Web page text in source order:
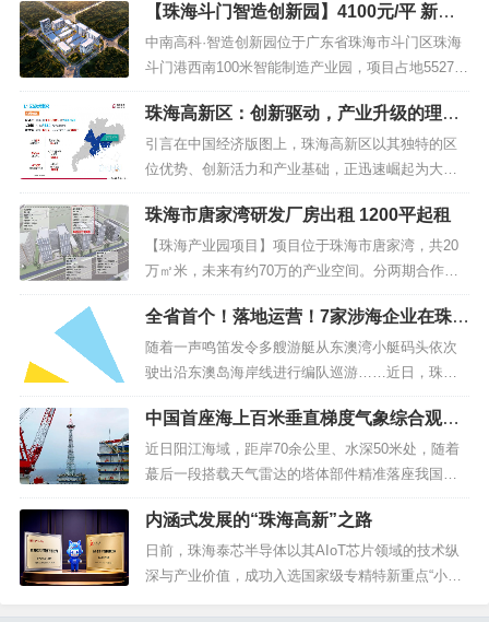
区除标准厂房出售外,配套公寓也可独立出售 欢迎预
定 中南高科招商中心 接待服务热线 400-0123-02
1 ...
【珠海斗门智造创新园】4100元/平 新一
代信息技术产业和高端装备制造产业
中南高科·智造创新园位于广东省珠海市斗门区珠海
斗门港西南100米智能制造产业园，项目占地55278
平方米，由珠海市锦实智能设备制造有限公司开
发，产品类型包括标准厂房、产业大厦和综合配套
大楼，建筑形式为独栋（4层）和高层（10层），主
要招商产业为新一代信息技术产业和高端装备制造
产业。中南高科·智造创新...
珠海高新区：创新驱动，产业升级的理想
选择
引言在中国经济版图上，珠海高新区以其独特的区
位优势、创新活力和产业基础，正迅速崛起为大湾
区乃至全国的科技创新高地。随着一系列国家战略
的深入实施，珠海高新区正迎来前所未有的发展机
遇，成为国内外企业投资兴业的热土。一、区位优
势：粤港澳大湾区的门户枢纽珠海高新区位于珠江
西岸，是粤港澳大湾区的重要门户枢纽。...
珠海市唐家湾研发厂房出租 1200平起租
【珠海产业园项目】项目位于珠海市唐家湾，共20
万㎡米，未来有约70万的产业空间。分两期合作，
一期约10万㎡米已经封顶，预计8月可以交付。【一
期项目】一期项目规划图一期户型图一期项目基本
参数【总占地】：3.64万㎡【总建面】：11万㎡
【产权年限】：50年【用地性质】：M1【产品性
质】：厂房【层高】：首...
全省首个！落地运营！7家涉海企业在珠海
集中签约
随着一声鸣笛发令多艘游艇从东澳湾小艇码头依次
驶出沿东澳岛海岸线进行编队巡游……近日，珠海
万山海洋开发试验区游艇租赁首航仪式在东澳岛举
行，标志着全省首个游艇租赁项目正式落地运营。
活动现场，7家涉海企业集中签约，将围绕游艇全产
业链配套与海上业态创新展开合作，为珠海万山海
洋经济发展注入新动力。游艇沿东澳岛...
中国首座海上百米垂直梯度气象综合观测
塔落成！“硬核”雷达来自珠海高新区→
近日阳江海域，距岸70余公里、水深50米处，随着
蕞后一段搭载天气雷达的塔体部件精准落座我国首
座海上百米垂直梯度气象综合观测塔成功安装。站
在塔顶“C位”的，是珠海高新区企业广东纳睿雷达科
技股份有限公司（以下简称“纳睿雷达”）自主研发的
AXPT0464型X波段双极化有源相控阵天气雷达。此
内涵式发展的“珠海高新”之路
日前，珠海泰芯半导体以其AIoT芯片领域的技术纵
深与产业价值，成功入选国家级专精特新重点“小巨